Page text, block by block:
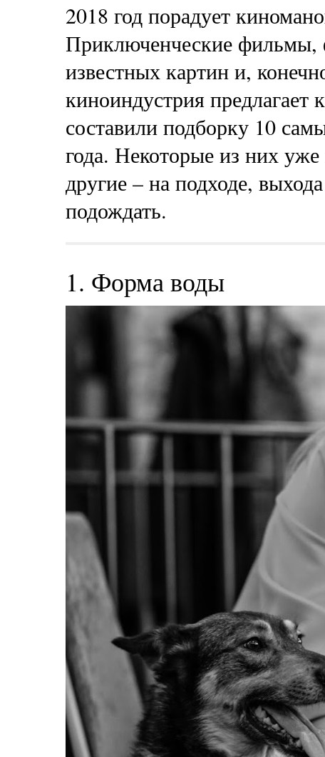
2018 год порадует
Приключенческие фильмы,
известных картин и,
киноиндустрия
составили подборку 10
года. Некоторые из них
другие – на подходе,
подождать.
1. Форма воды